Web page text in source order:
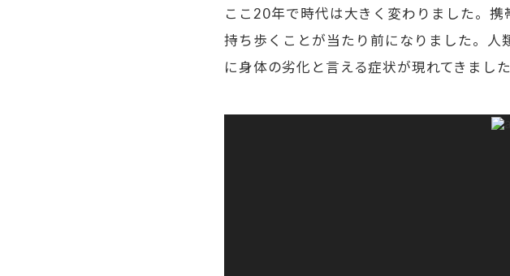
ここ20年で時代は大きく変わりました。
持ち歩くことが当たり前になりました。人
に身体の劣化と言える症状が現れてきまし